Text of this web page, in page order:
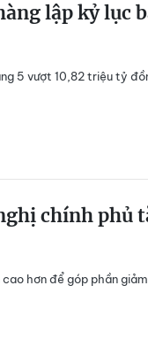
lập kỷ lục
5 vượt 10,82 triệu tỷ
chính phủ
hơn để góp phần